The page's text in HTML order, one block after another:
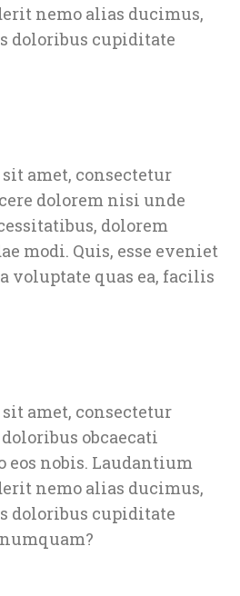
nemo alias ducimus,
doloribus cupiditate
amet, consectetur
dolorem nisi unde
dolorem
modi. Quis, esse eveniet
quas ea, facilis
amet, consectetur
obcaecati
nobis. Laudantium
nemo alias ducimus,
doloribus cupiditate